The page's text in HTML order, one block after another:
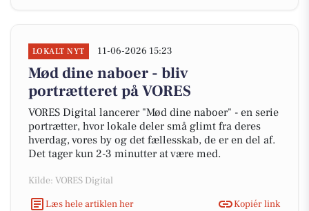
LOKALT NYT 11-06-2026 15:23
Mød dine naboer - bliv
portrætteret på VORES
VORES Digital lancerer "Mød dine naboer" - en serie
portrætter, hvor lokale deler små glimt fra deres
hverdag, vores by og det fællesskab, de er en del af.
Det tager kun 2-3 minutter at være med.
Kilde: VORES Digital
Læs hele artiklen her
Kopiér link